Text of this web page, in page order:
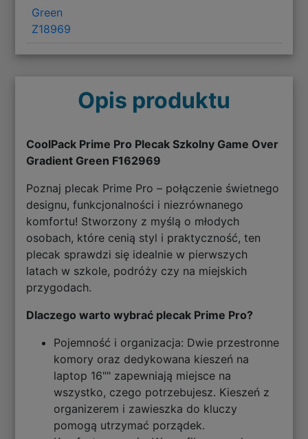
Green
Z18969
Opis produktu
CoolPack Prime Pro Plecak Szkolny Game Over
Gradient Green F162969
Poznaj plecak Prime Pro – połączenie świetnego
designu, funkcjonalności i niezrównanego
komfortu! Stworzony z myślą o młodych
osobach, które cenią styl i praktyczność, ten
plecak sprawdzi się idealnie w pierwszych
latach w szkole, podróży czy na miejskich
przygodach.
Dlaczego warto wybrać plecak Prime Pro?
Pojemność i organizacja: Dwie przestronne
komory oraz dedykowana kieszeń na
laptop 16"" zapewniają miejsce na
wszystko, czego potrzebujesz. Kieszeń z
organizerem i zawieszka do kluczy
pomogą utrzymać porządek.